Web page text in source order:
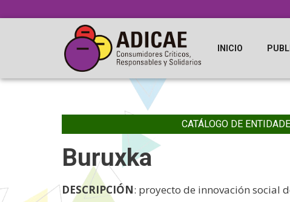
INICIO
CATÁLOGO DE
Buruxka
DESCRIPCIÓN: proyecto de innovación social